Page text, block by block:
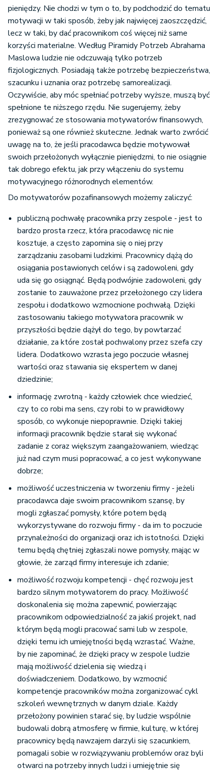
pieniędzy. Nie chodzi w tym o to, by podchodzić do tematu
motywacji w taki sposób, żeby jak najwięcej zaoszczędzić,
lecz w taki, by dać pracownikom coś więcej niż same
korzyści materialne. Według Piramidy Potrzeb Abrahama
Maslowa ludzie nie odczuwają tylko potrzeb
fizjologicznych. Posiadają także potrzebę bezpieczeństwa,
szacunku i uznania oraz potrzebę samorealizacji.
Oczywiście, aby móc spełniać potrzeby wyższe, muszą być
spełnione te niższego rzędu. Nie sugerujemy, żeby
zrezygnować ze stosowania motywatorów finansowych,
ponieważ są one również skuteczne. Jednak warto zwrócić
uwagę na to, że jeśli pracodawca będzie motywował
swoich przełożonych wyłącznie pieniędzmi, to nie osiągnie
tak dobrego efektu, jak przy włączeniu do systemu
motywacyjnego różnorodnych elementów.
Do motywatorów pozafinansowych możemy zaliczyć:
publiczną pochwałę pracownika przy zespole - jest to
bardzo prosta rzecz, która pracodawcę nic nie
kosztuje, a często zapomina się o niej przy
zarządzaniu zasobami ludzkimi. Pracownicy dążą do
osiągania postawionych celów i są zadowoleni, gdy
uda się go osiągnąć. Będą podwójnie zadowoleni, gdy
zostanie to zauważone przez przełożonego czy lidera
zespołu i dodatkowo wzmocnione pochwałą. Dzięki
zastosowaniu takiego motywatora pracownik w
przyszłości będzie dążył do tego, by powtarzać
działanie, za które został pochwalony przez szefa czy
lidera. Dodatkowo wzrasta jego poczucie własnej
wartości oraz stawania się ekspertem w danej
dziedzinie;
informację zwrotną - każdy człowiek chce wiedzieć,
czy to co robi ma sens, czy robi to w prawidłowy
sposób, co wykonuje niepoprawnie. Dzięki takiej
informacji pracownik będzie starał się wykonać
zadanie z coraz większym zaangażowaniem, wiedząc
już nad czym musi popracować, a co jest wykonywane
dobrze;
możliwość uczestniczenia w tworzeniu firmy - jeżeli
pracodawca daje swoim pracownikom szansę, by
mogli zgłaszać pomysły, które potem będą
wykorzystywane do rozwoju firmy - da im to poczucie
przynależności do organizacji oraz ich istotności. Dzięki
temu będą chętniej zgłaszali nowe pomysły, mając w
głowie, że zarząd firmy interesuje ich zdanie;
możliwość rozwoju kompetencji - chęć rozwoju jest
bardzo silnym motywatorem do pracy. Możliwość
doskonalenia się można zapewnić, powierzając
pracownikom odpowiedzialność za jakiś projekt, nad
którym będą mogli pracować sami lub w zespole,
dzięki temu ich umiejętności będą wzrastać. Ważne,
by nie zapominać, że dzięki pracy w zespole ludzie
mają możliwość dzielenia się wiedzą i
doświadczeniem. Dodatkowo, by wzmocnić
kompetencje pracowników można zorganizować cykl
szkoleń wewnętrznych w danym dziale. Każdy
przełożony powinien starać się, by ludzie wspólnie
budowali dobrą atmosferę w firmie, kulturę, w której
pracownicy będą nawzajem darzyli się szacunkiem,
pomagali sobie w rozwiązywaniu problemów oraz byli
otwarci na potrzeby innych ludzi i umiejętnie się